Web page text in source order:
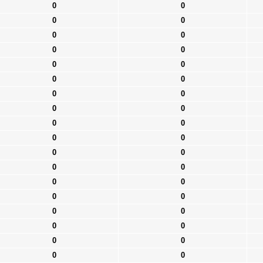
0
0
0
0
0
0
0
0
0
0
0
0
0
0
0
0
0
0
0
0
0
0
0
0
0
0
0
0
0
0
0
0
0
0
0
0